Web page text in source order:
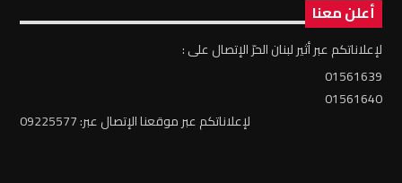
أعلن معنا
لإعلاناتكم عبر أثير لبنان الحرّ الإتصال على :
01561639
01561640
لإعلاناتكم عبر موقعنا الإتصال عبر: 09225577